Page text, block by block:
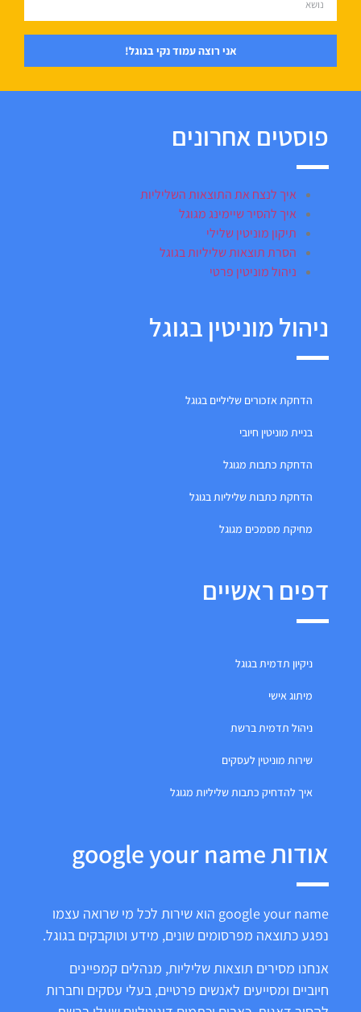
אני רוצה עמוד נקי בגוגל!
פוסטים אחרונים
איך לנצח את התוצאות השליליות
איך להסיר שיימינג מגוגל
תיקון מוניטין שלילי
הסרת תוצאות שליליות בגוגל
ניהול מוניטין פרטי
ניהול מוניטין בגוגל
הדחקת אזכורים שליליים בגוגל
בניית מוניטין חיובי
הדחקת כתבות מגוגל
הדחקת כתבות שליליות בגוגל
מחיקת מסמכים מגוגל
דפים ראשיים
ניקיון תדמית בגוגל
מיתוג אישי
ניהול תדמית ברשת
שירות מוניטין לעסקים
איך להדחיק כתבות שליליות מגוגל
אודות google your name
google your name הוא שירות לכל מי שרואה עצמו
נפגע כתוצאה מפרסומים שונים, מידע וטוקבקים בגוגל.
אנחנו מסירים תוצאות שליליות, מנהלים קמפיינים
חיוביים ומסייעים לאנשים פרטיים, בעלי עסקים וחברות